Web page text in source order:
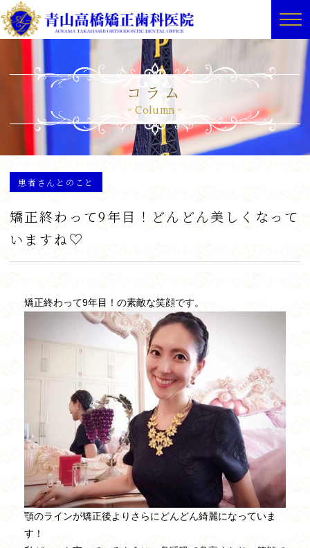
コラム
Column
患者さんとのこと
矯正終わって9年目！どんどん美しくなって
いますね♡
矯正終わって9年目！の素敵な笑顔です。
顎のラインが矯正後よりさらにどんどん綺麗になっていま
す！